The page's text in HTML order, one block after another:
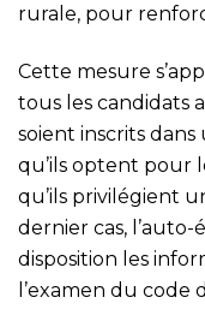
rurale, pour
Cette mesure
tous les candidats
soient inscrits
qu’ils optent pour
qu’ils privilégient
dernier cas,
disposition les
l’examen du code